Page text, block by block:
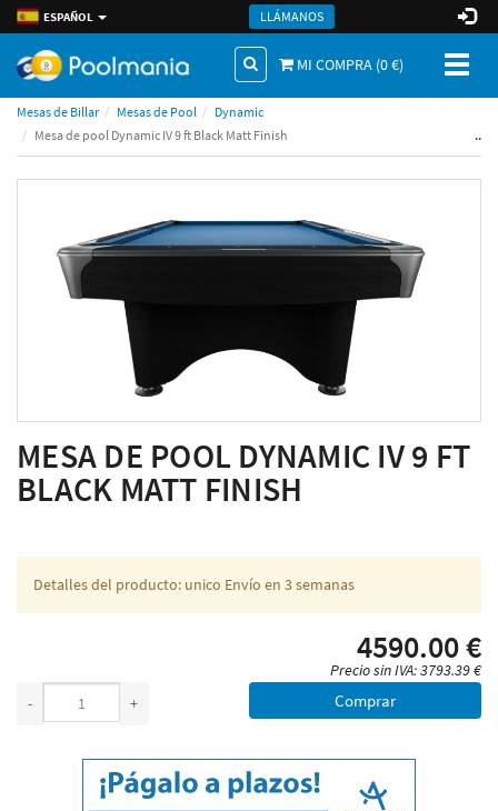
ESPAÑOL LLÁMANOS
MI COMPRA (0€)
Mesas de Billar Mesas de Pool
Dynamic
Mesa de pool Dynamic IV 9 ft Black Matt Finish
..
MESA DE POOL DYNAMIC IV 9 FT
BLACK MATT FINISH
Detalles del producto: unico Envío en 3 semanas
4590.00 €
Precio sin IVA: 3793.39 €
-
+ Comprar